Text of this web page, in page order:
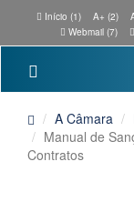
Início (1) A+ (2)
Webmail (7)
A Câmara
Manual de
Contratos